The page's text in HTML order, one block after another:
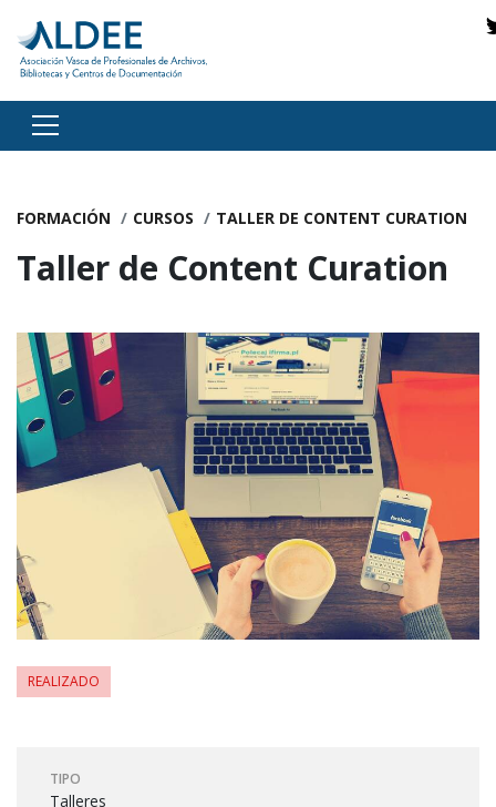
FORMACIÓN CURSOS TALLER DE CONTENT CURATION
Taller de Content Curation
REALIZADO
TIPO
Talleres